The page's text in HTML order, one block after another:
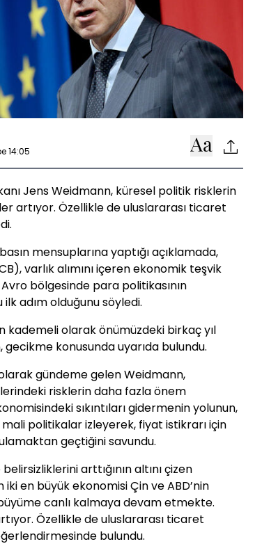
14:05
Jens Weidmann, küresel politik risklerin
artıyor. Özellikle de uluslararası ticaret
mensuplarına yaptığı açıklamada,
varlık alımını içeren ekonomik teşvik
Avro bölgesinde para politikasının
adım olduğunu söyledi.
kademeli olarak önümüzdeki birkaç yıl
konusunda uyarıda bulundu.
gündeme gelen Weidmann,
risklerin daha fazla önem
sıkıntıları gidermenin yolunun,
politikalar izleyerek, fiyat istikrarı için
geçtiğini savundu.
arttığının altını çizen
iki en büyük ekonomisi Çin ve ABD’nin
canlı kalmaya devam etmekte.
Özellikle de uluslararası ticaret
bulundu.